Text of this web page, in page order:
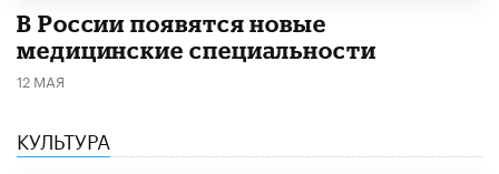
В России появятся новые
медицинские специальности
12 МАЯ
КУЛЬТУРА